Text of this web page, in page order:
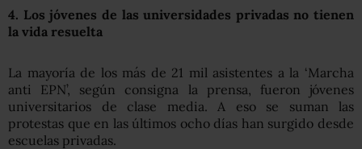
4. Los jóvenes de las universidades privadas no tienen
la vida resuelta
La mayoría de los más de 21 mil asistentes a la ‘Marcha
anti EPN’, según consigna la prensa, fueron jóvenes
universitarios de clase media. A eso se suman las
protestas que en las últimos ocho días han surgido desde
escuelas privadas.